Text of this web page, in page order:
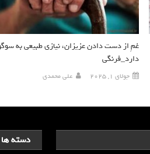
غمِ از دست دادن عزیزان، نیازی طبیعی به
دارد_فرنگی
جولای 1, 2025 علی محمدی
دسته ها